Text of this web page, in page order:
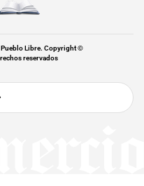
Pueblo Libre. Copyright ©
reservados